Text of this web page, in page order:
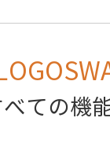
べての機